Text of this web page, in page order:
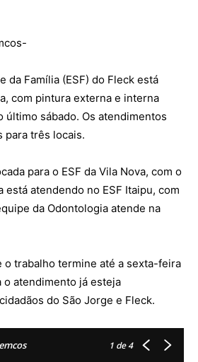
da Família (ESF) do Fleck está
com pintura externa e interna
último sábado. Os atendimentos
para três locais.
para o ESF da Vila Nova, com o
está atendendo no ESF Itaipu, com
da Odontologia atende na
o trabalho termine até a sexta-feira
o atendimento já esteja
do São Jorge e Fleck.
1 de 4